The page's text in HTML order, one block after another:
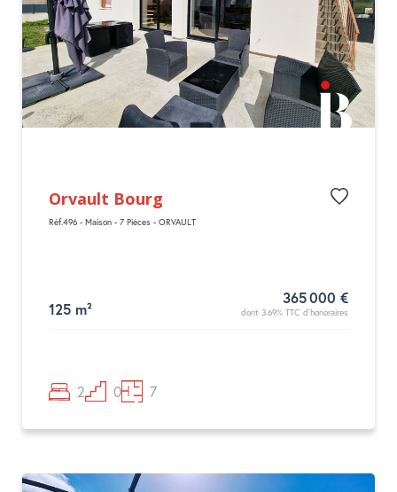
Orvault Bourg
Réf.496 - Maison - 7 Pièces - ORVAULT
125 m²
365 000 €
dont 3.69% TTC d'honoraires
2 0 7